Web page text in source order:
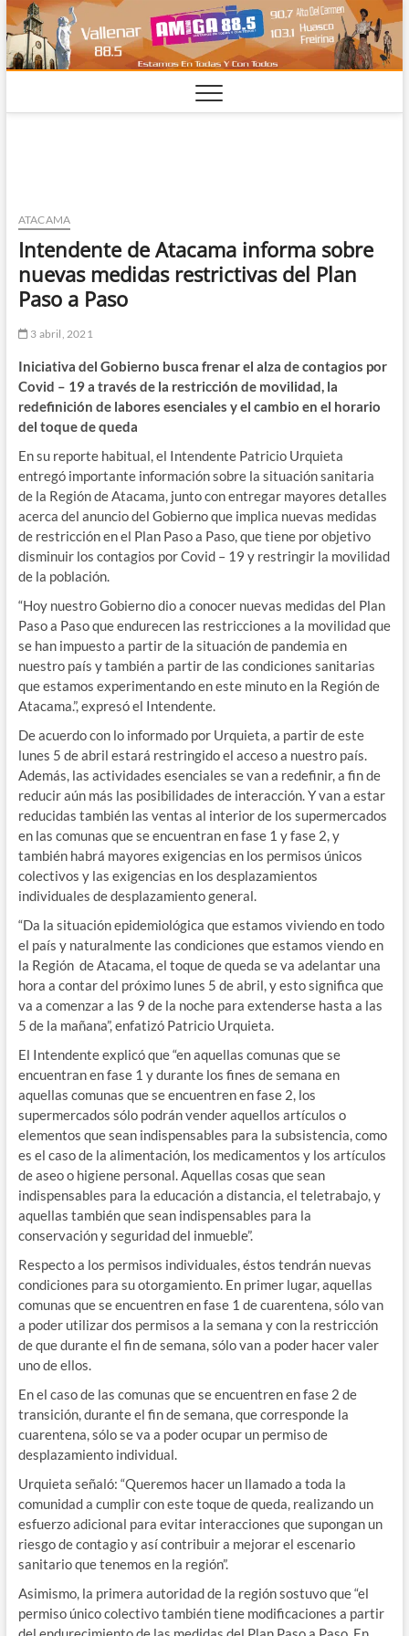
Saltar
al
contenido
ATACAMA
Intendente de Atacama informa sobre
nuevas medidas restrictivas del Plan
Paso a Paso
3 abril, 2021
Iniciativa del Gobierno busca frenar el alza de contagios por
Covid – 19 a través de la restricción de movilidad, la
redefinición de labores esenciales y el cambio en el horario
del toque de queda
En su reporte habitual, el Intendente Patricio Urquieta
entregó importante información sobre la situación sanitaria
de la Región de Atacama, junto con entregar mayores detalles
acerca del anuncio del Gobierno que implica nuevas medidas
de restricción en el Plan Paso a Paso, que tiene por objetivo
disminuir los contagios por Covid – 19 y restringir la movilidad
de la población.
“Hoy nuestro Gobierno dio a conocer nuevas medidas del Plan
Paso a Paso que endurecen las restricciones a la movilidad que
se han impuesto a partir de la situación de pandemia en
nuestro país y también a partir de las condiciones sanitarias
que estamos experimentando en este minuto en la Región de
Atacama.”, expresó el Intendente.
De acuerdo con lo informado por Urquieta, a partir de este
lunes 5 de abril estará restringido el acceso a nuestro país.
Además, las actividades esenciales se van a redefinir, a fin de
reducir aún más las posibilidades de interacción. Y van a estar
reducidas también las ventas al interior de los supermercados
en las comunas que se encuentran en fase 1 y fase 2, y
también habrá mayores exigencias en los permisos únicos
colectivos y las exigencias en los desplazamientos
individuales de desplazamiento general.
“Da la situación epidemiológica que estamos viviendo en todo
el país y naturalmente las condiciones que estamos viendo en
la Región de Atacama, el toque de queda se va adelantar una
hora a contar del próximo lunes 5 de abril, y esto significa que
va a comenzar a las 9 de la noche para extenderse hasta a las
5 de la mañana”, enfatizó Patricio Urquieta.
El Intendente explicó que “en aquellas comunas que se
encuentran en fase 1 y durante los fines de semana en
aquellas comunas que se encuentren en fase 2, los
supermercados sólo podrán vender aquellos artículos o
elementos que sean indispensables para la subsistencia, como
es el caso de la alimentación, los medicamentos y los artículos
de aseo o higiene personal. Aquellas cosas que sean
indispensables para la educación a distancia, el teletrabajo, y
aquellas también que sean indispensables para la
conservación y seguridad del inmueble”.
Respecto a los permisos individuales, éstos tendrán nuevas
condiciones para su otorgamiento. En primer lugar, aquellas
comunas que se encuentren en fase 1 de cuarentena, sólo van
a poder utilizar dos permisos a la semana y con la restricción
de que durante el fin de semana, sólo van a poder hacer valer
uno de ellos.
En el caso de las comunas que se encuentren en fase 2 de
transición, durante el fin de semana, que corresponde la
cuarentena, sólo se va a poder ocupar un permiso de
desplazamiento individual.
Urquieta señaló: “Queremos hacer un llamado a toda la
comunidad a cumplir con este toque de queda, realizando un
esfuerzo adicional para evitar interacciones que supongan un
riesgo de contagio y así contribuir a mejorar el escenario
sanitario que tenemos en la región”.
Asimismo, la primera autoridad de la región sostuvo que “el
permiso único colectivo también tiene modificaciones a partir